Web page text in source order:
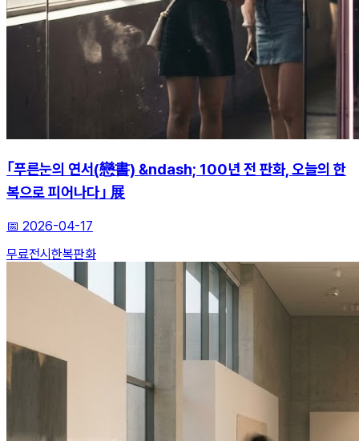
｢푸른눈의 연서(戀書) &ndash; 100년 전 판화, 오늘의 한
복으로 피어나다｣ 展
📅 2026-04-17
무료전시 한복판화